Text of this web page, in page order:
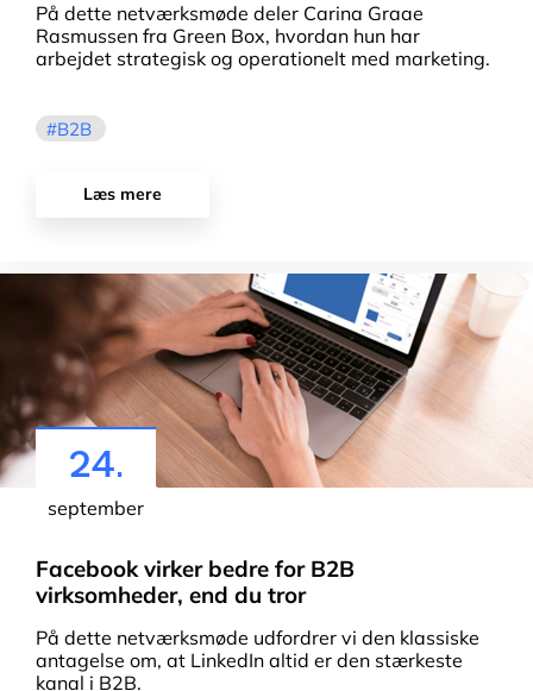
På dette netværksmøde deler Carina Graae
Rasmussen fra Green Box, hvordan hun har
arbejdet strategisk og operationelt med marketing.
B2B
Læs mere
24.
september
Facebook virker bedre for B2B
virksomheder, end du tror
På dette netværksmøde udfordrer vi den klassiske
antagelse om, at LinkedIn altid er den stærkeste
kanal i B2B.